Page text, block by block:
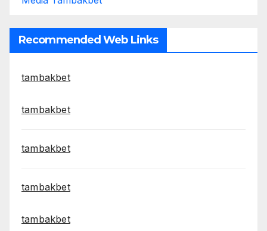
Recommended Web Links
tambakbet
tambakbet
tambakbet
tambakbet
tambakbet